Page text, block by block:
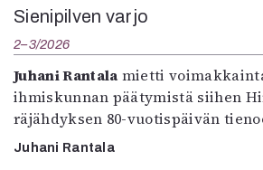
Sienipilven varjo
2–3/2026
Juhani Rantala mietti
ihmiskunnan päätymistä siihen
räjähdyksen 80-vuotispäivän
Juhani Rantala